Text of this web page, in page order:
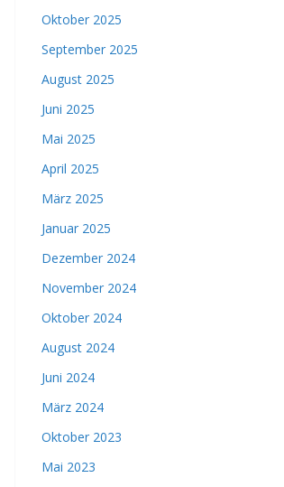
Oktober 2025
September 2025
August 2025
Juni 2025
Mai 2025
April 2025
März 2025
Januar 2025
Dezember 2024
November 2024
Oktober 2024
August 2024
Juni 2024
März 2024
Oktober 2023
Mai 2023